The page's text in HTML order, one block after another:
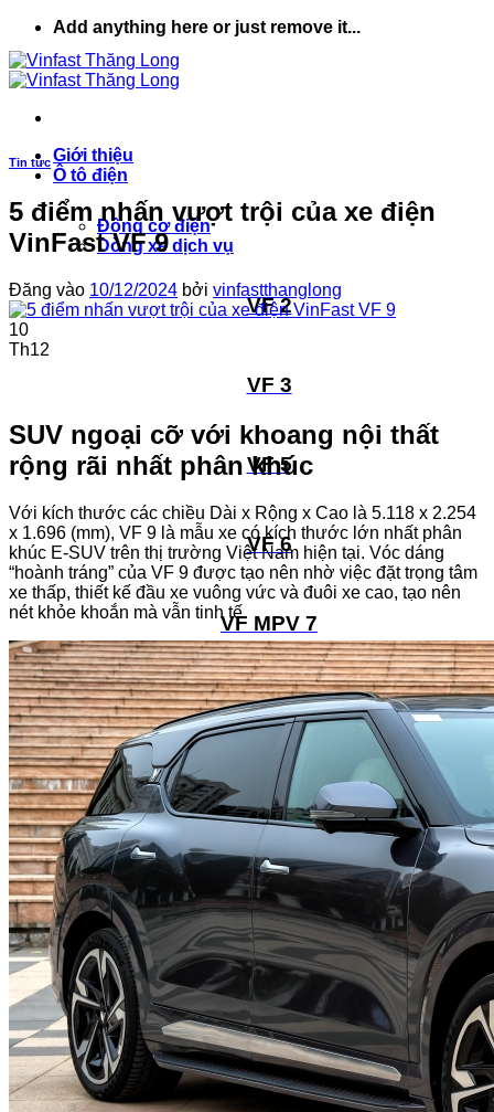
nội
dung
Add anything here or just remove it...
Giới thiệu
Ô tô điện
Động cơ điện
Dòng xe dịch vụ
VF 2
VF 3
VF 5
VF 6
VF MPV 7
VF 7
VF 8
VF 8 The All New
VF 9
Minio Green
Herio Green
Tin tức
5 điểm nhấn vượt trội của xe điện
VinFast VF 9
Đăng vào 10/12/2024 bởi vinfastthanglong
10
Th12
SUV ngoại cỡ với khoang nội thất
rộng rãi nhất phân khúc
Với kích thước các chiều Dài x Rộng x Cao là 5.118 x 2.254
x 1.696 (mm), VF 9 là mẫu xe có kích thước lớn nhất phân
khúc E-SUV trên thị trường Việt Nam hiện tại. Vóc dáng
“hoành tráng” của VF 9 được tạo nên nhờ việc đặt trọng tâm
xe thấp, thiết kế đầu xe vuông vức và đuôi xe cao, tạo nên
nét khỏe khoắn mà vẫn tinh tế.